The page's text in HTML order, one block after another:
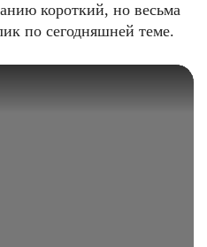
короткий, но весьма
по сегодняшней теме.